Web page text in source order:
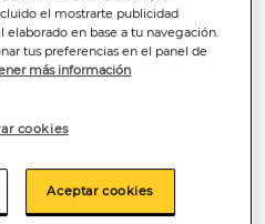
el mostrarte publicidad
en base a tu navegación.
tus preferencias en el panel de
más información
cookies
Aceptar cookies